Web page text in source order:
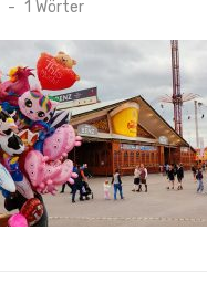
- 1 Wörter